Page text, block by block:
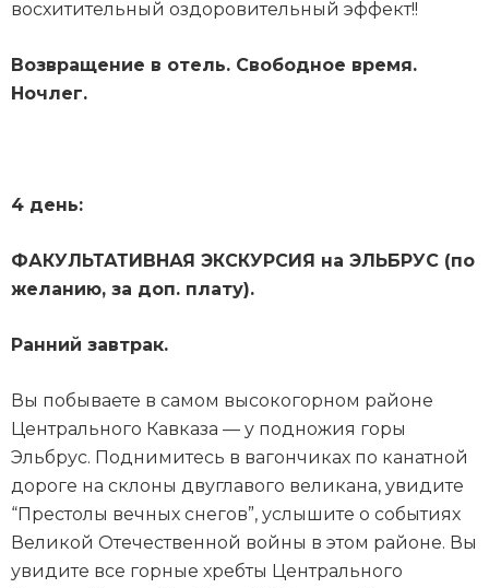
восхитительный оздоровительный эффект!!
Возвращение в отель. Свободное время.
Ночлег.
4 день:
ФАКУЛЬТАТИВНАЯ ЭКСКУРСИЯ на ЭЛЬБРУС (по
желанию, за доп. плату).
Ранний завтрак.
Вы побываете в самом высокогорном районе
Центрального Кавказа — у подножия горы
Эльбрус. Поднимитесь в вагончиках по канатной
дороге на склоны двуглавого великана, увидите
“Престолы вечных снегов”, услышите о событиях
Великой Отечественной войны в этом районе. Вы
увидите все горные хребты Центрального